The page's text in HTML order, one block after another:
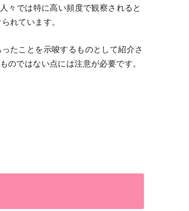
々では特に高い頻度で観察されると
れています。
たことを示唆するものとして紹介さ
のではない点には注意が必要です。